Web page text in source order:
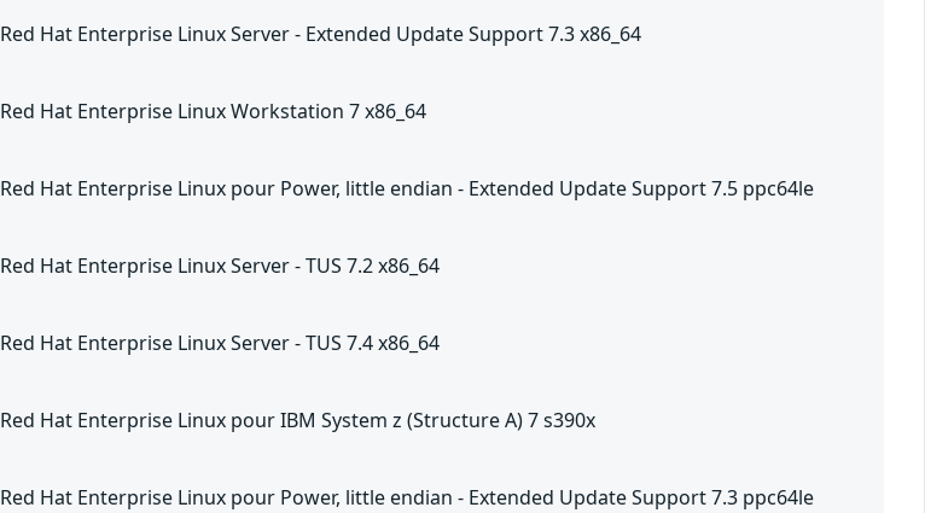
Red Hat Enterprise Linux Server - Extended Update Support 7.3 x86_64
Red Hat Enterprise Linux Workstation 7 x86_64
Red Hat Enterprise Linux pour Power, little endian - Extended Update Support 7.5 ppc64le
Red Hat Enterprise Linux Server - TUS 7.2 x86_64
Red Hat Enterprise Linux Server - TUS 7.4 x86_64
Red Hat Enterprise Linux pour IBM System z (Structure A) 7 s390x
Red Hat Enterprise Linux pour Power, little endian - Extended Update Support 7.3 ppc64le